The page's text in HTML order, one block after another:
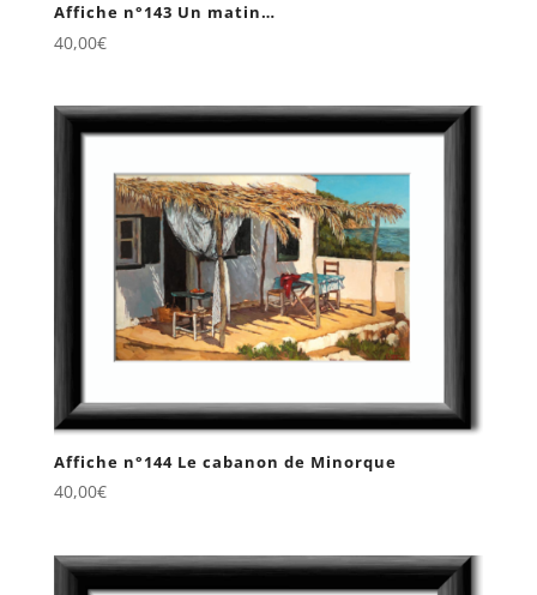
Affiche n°143 Un matin…
40,00€
Affiche n°144 Le cabanon de Minorque
40,00€